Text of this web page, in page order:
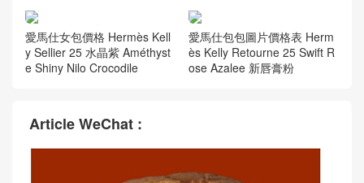
愛馬仕女包價格 Hermès Kell
y Sellier 25 水晶紫 Améthyst
e Shiny Nilo Crocodile
愛馬仕包包圖片價格表 Herm
ès Kelly Retourne 25 Swift R
ose Azalee 新唇膏粉
Article WeChat :